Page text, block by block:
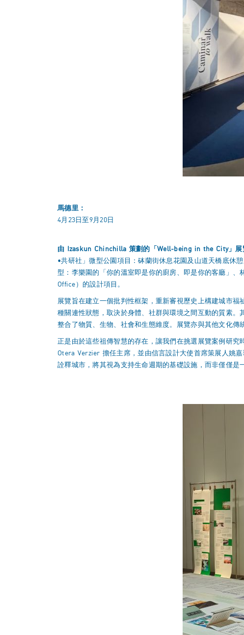
馬德里：
4月23日至9月20日
由 Izaskun Chinchilla 策劃的「Well-being in the City」展
•共研社」微型公園項目：砵蘭街休息花園及山道天橋底休
型：李樂園的「你的溫室即是你的廚房、即是你的客廳」
Office）的設計項目。
展覽旨在建立一個批判性框架，重新審視歷史上構建城市
種關連性狀態，取決於身體、社群與環境之間互動的質素
整合了物質、生物、社會和生態維度。展覽亦與其他文化
正是由於這些祖傳智慧的存在，讓我們在挑選展覽案例研
Otera Verzier 擔任主席，並由信言設計大使首席策展人姚
詮釋城市，將其視為支持生命週期的基礎設施，而非僅僅是